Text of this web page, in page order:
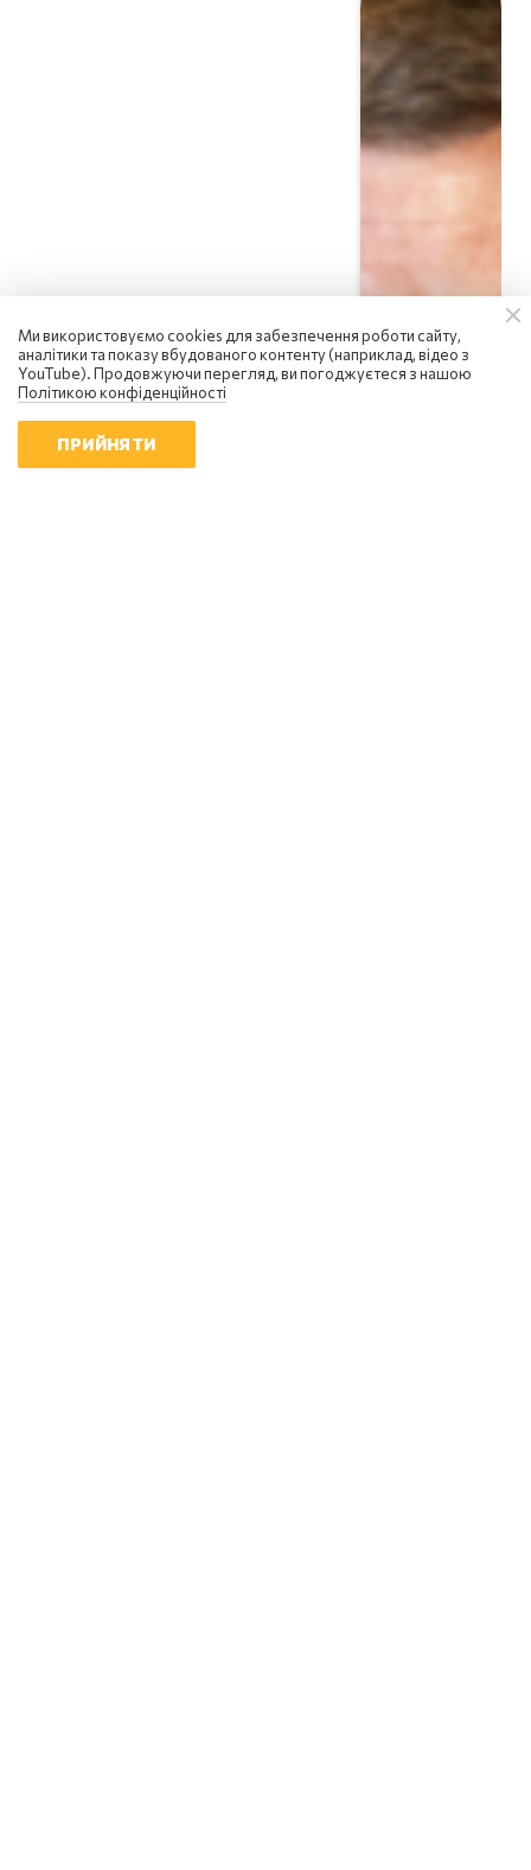
Сергій Фурса
Ми використовуємо cookies для забезпечення роботи сайту,
аналітики та показу вбудованого контенту (наприклад, відео з
YouTube). Продовжуючи перегляд, ви погоджуєтеся з нашою
Політикою конфіденційності
ПРИЙНЯТИ